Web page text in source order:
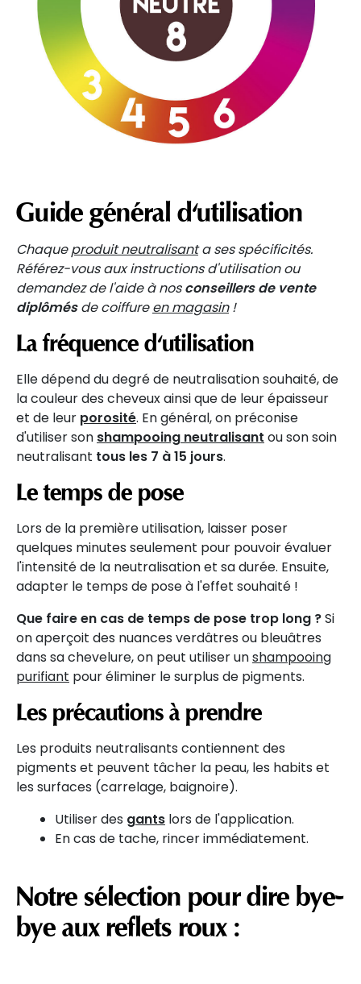
Guide général d'utilisation
Chaqueproduit neutralisanta ses spécificités.
Référez-vous aux instructions d'utilisation ou
demandez de l'aide à nosconseillers de vente
diplômésde coiffureen magasin!
La fréquence d'utilisation
Elle dépend du degré de neutralisation souhaité, de
la couleur des cheveux ainsi que de leur épaisseur
et de leur porosité. En général, on préconise
d'utiliser son shampooing neutralisant ou son soin
neutralisant tous les 7 à 15 jours.
Le temps de pose
Lors de la première utilisation, laisser poser
quelques minutes seulement pour pouvoir évaluer
l'intensité de la neutralisation et sa durée. Ensuite,
adapter le temps de pose à l'effet souhaité !
Que faire en cas de temps de pose trop long ?Si
on aperçoit des nuances verdâtres ou bleuâtres
dans sa chevelure, on peut utiliser unshampooing
purifiant pour éliminer le surplus de pigments.
Les précautions à prendre
Les produits neutralisants contiennent des
pigments et peuvent tâcher la peau, les habits et
les surfaces (carrelage, baignoire).
Utiliser des gants lors de l'application.
En cas de tache, rincer immédiatement.
Notre sélection pour dire bye-
bye aux reflets roux :